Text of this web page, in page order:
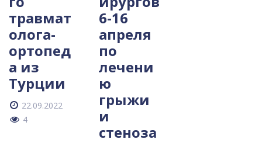
травмат
олога-
ортопед
а из
Турции
22.09.2022
4
6-16
апреля
по
лечени
ю
грыжи
и
стеноза